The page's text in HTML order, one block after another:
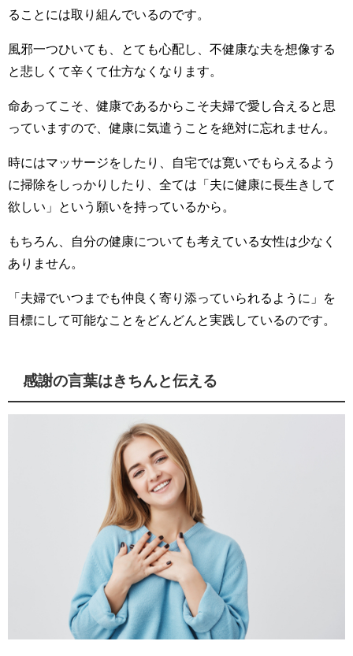
ることには取り組んでいるのです。
風邪一つひいても、とても心配し、不健康な夫を想像する
と悲しくて辛くて仕方なくなります。
命あってこそ、健康であるからこそ夫婦で愛し合えると思
っていますので、健康に気遣うことを絶対に忘れません。
時にはマッサージをしたり、自宅では寛いでもらえるよう
に掃除をしっかりしたり、全ては「夫に健康に長生きして
欲しい」という願いを持っているから。
もちろん、自分の健康についても考えている女性は少なく
ありません。
「夫婦でいつまでも仲良く寄り添っていられるように」を
目標にして可能なことをどんどんと実践しているのです。
感謝の言葉はきちんと伝える